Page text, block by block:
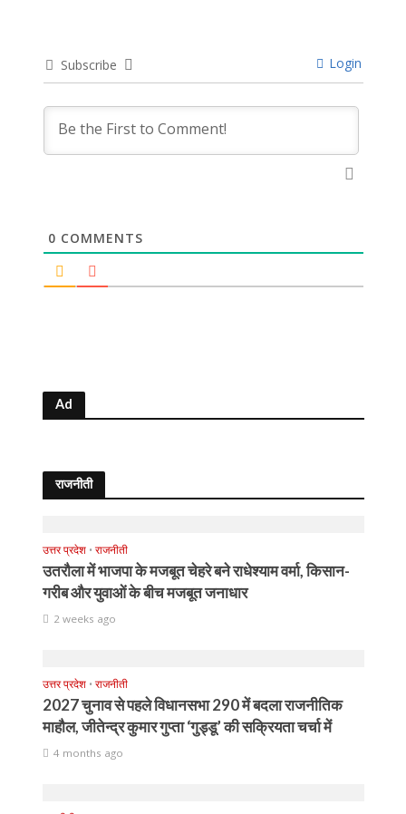
Subscribe Login
0 COMMENTS
Ad
राजनीती
उत्तर प्रदेश • राजनीती
उतरौला में भाजपा के मजबूत चेहरे बने राधेश्याम वर्मा, किसान-
गरीब और युवाओं के बीच मजबूत जनाधार
2 weeks ago
उत्तर प्रदेश • राजनीती
2027 चुनाव से पहले विधानसभा 290 में बदला राजनीतिक
माहौल, जीतेन्द्र कुमार गुप्ता ‘गुड्डू’ की सक्रियता चर्चा में
4 months ago